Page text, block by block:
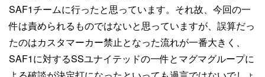
SAF1チームに行ったと思っています。それ故、今回の一
件は責められるものではないと思っていますが、誤算だっ
たのはカスタマーカー禁止となった流れが一番大きく、
SAF1に対するSSユナイテッドの一件とマグマグループに